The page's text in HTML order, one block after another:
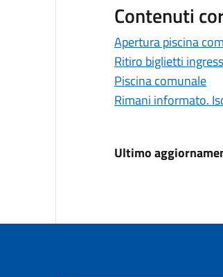
Contenuti
Apertura piscina
Ritiro biglietti
Piscina comunale
Rimani informato.
Ultimo